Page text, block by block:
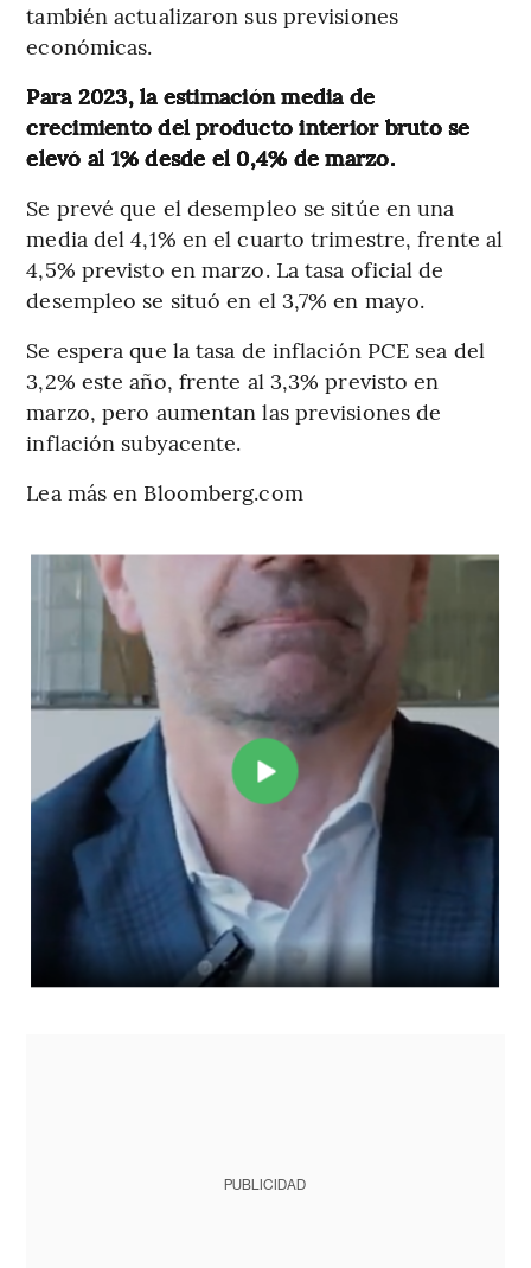
también actualizaron sus previsiones
económicas.
Para 2023, la estimación media de
crecimiento del producto interior bruto se
elevó al 1% desde el 0,4% de marzo.
Se prevé que el desempleo se sitúe en una
media del 4,1% en el cuarto trimestre, frente al
4,5% previsto en marzo. La tasa oficial de
desempleo se situó en el 3,7% en mayo.
Se espera que la tasa de inflación PCE sea del
3,2% este año, frente al 3,3% previsto en
marzo, pero aumentan las previsiones de
inflación subyacente.
Lea más en Bloomberg.com
PUBLICIDAD